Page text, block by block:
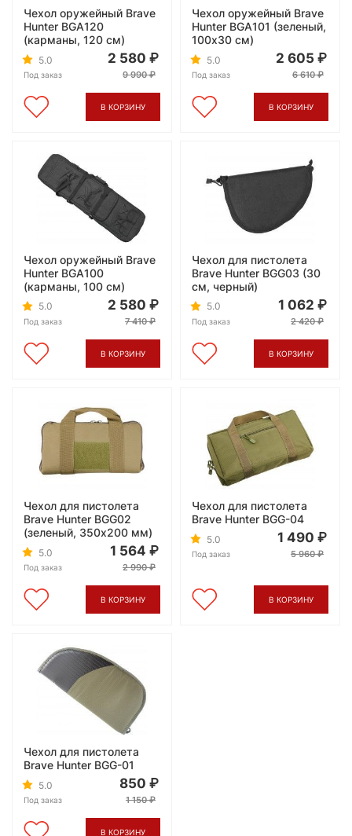
Чехол оружейный Brave
Hunter BGA120
(карманы, 120 см)
5.0
Под заказ
2 580
9 990
В КОРЗИНУ
Чехол оружейный Brave
Hunter BGA101 (зеленый,
100x30 см)
5.0
Под заказ
2 605
6 610
В КОРЗИНУ
Чехол оружейный Brave
Hunter BGA100
(карманы, 100 см)
5.0
Под заказ
2 580
7 410
В КОРЗИНУ
Чехол для пистолета
Brave Hunter BGG03 (30
см, черный)
5.0
Под заказ
1 062
2 420
В КОРЗИНУ
Чехол для пистолета
Brave Hunter BGG02
(зеленый, 350x200 мм)
5.0
Под заказ
1 564
2 990
В КОРЗИНУ
Чехол для пистолета
Brave Hunter BGG-04
5.0
Под заказ
1 490
5 960
В КОРЗИНУ
Чехол для пистолета
Brave Hunter BGG-01
5.0
Под заказ
850
1 150
В КОРЗИНУ